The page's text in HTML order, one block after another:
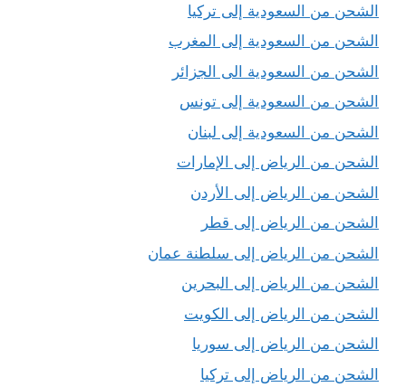
الشحن من السعودية إلى تركيا
الشحن من السعودية إلى المغرب
الشحن من السعودية الى الجزائر
الشحن من السعودية إلى تونس
الشحن من السعودية إلى لبنان
الشحن من الرياض إلى الإمارات
الشحن من الرياض إلى الأردن
الشحن من الرياض إلى قطر
الشحن من الرياض إلى سلطنة عمان
الشحن من الرياض إلى البحرين
الشحن من الرياض إلى الكويت
الشحن من الرياض إلى سوريا
الشحن من الرياض إلى تركيا